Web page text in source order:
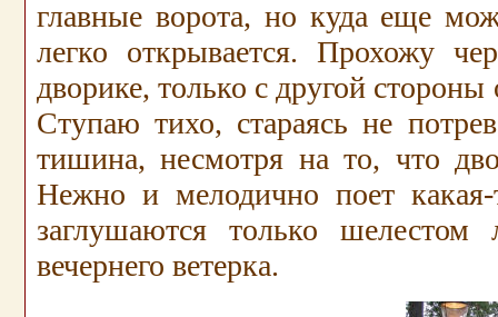
главные ворота, но куда еще
легко открывается. Прохожу
дворике, только с другой
Ступаю тихо, стараясь не
тишина, несмотря на то, что
Нежно и мелодично поет
заглушаются только
вечернего ветерка.